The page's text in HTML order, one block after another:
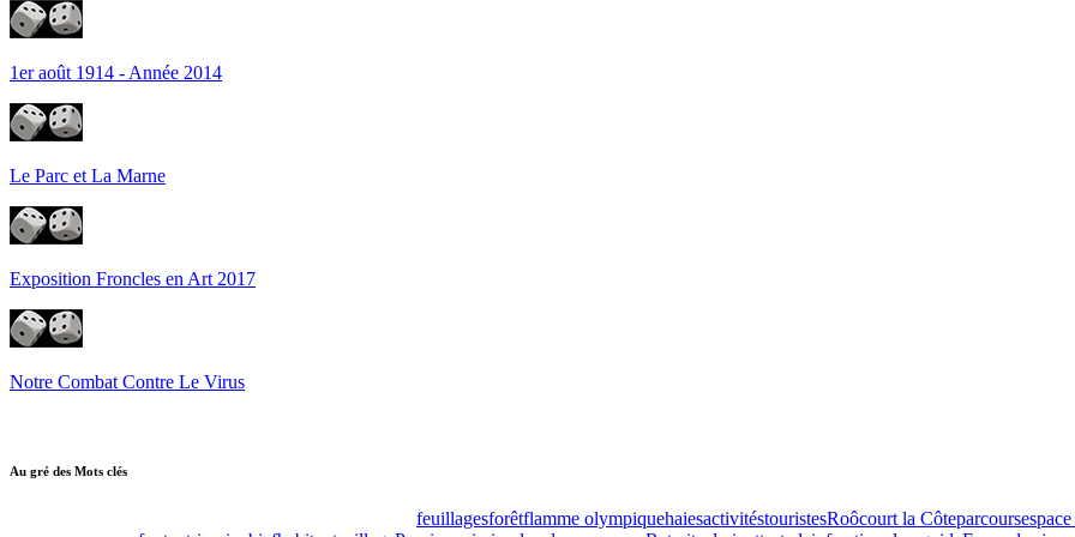
1er août 1914 - Année 2014
Le Parc et La Marne
Exposition Froncles en Art 2017
Notre Combat Contre Le Virus
Au gré des Mots clés
feuillagesforêtflamme olympiquehaiesactivitéstouristesRoôcourt la Côteparcours